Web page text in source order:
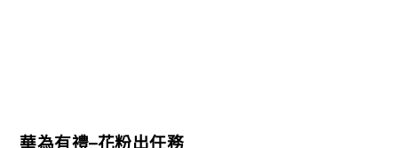
華為有禮–花粉出任務